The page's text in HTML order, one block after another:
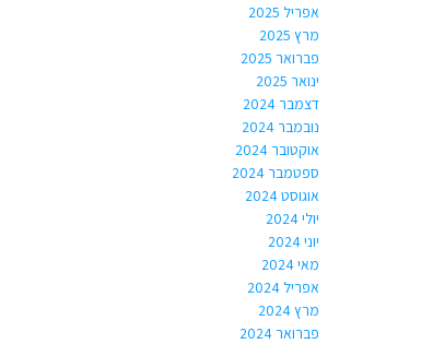
אפריל 2025
מרץ 2025
פברואר 2025
ינואר 2025
דצמבר 2024
נובמבר 2024
אוקטובר 2024
ספטמבר 2024
אוגוסט 2024
יולי 2024
יוני 2024
מאי 2024
אפריל 2024
מרץ 2024
פברואר 2024